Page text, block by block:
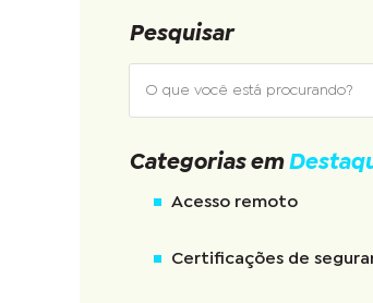
Pesquisar
Categorias em
Acesso remoto
Certificações de